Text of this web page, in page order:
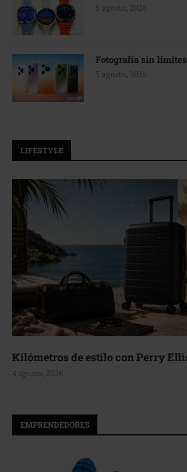
5 agosto, 2026
Fotografía sin límites
5 agosto, 2026
LIFESTYLE
Aerie, texturas que fluyen
4 agosto, 2026
EMPRENDEDORES